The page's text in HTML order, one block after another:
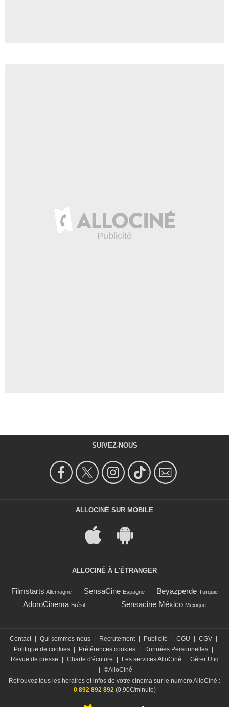
SUIVEZ-NOUS
ALLOCINÉ SUR MOBILE
ALLOCINÉ À L'ÉTRANGER
Filmstarts Allemagne SensaCine Espagne Beyazperde Turquie
AdoroCinema Brésil Sensacine México Mexique
Contact Qui sommes-nous Recrutement Publicité CGU CGV
Politique de cookies
Préférences cookies Données Personnelles
Revue de presse
Charte d'écriture Les services AlloCiné
Gérer Utiq
©AlloCiné
Retrouvez tous les horaires et infos de votre cinéma sur le numéro AlloCiné :
0 892 892 892(0,90€/minute)